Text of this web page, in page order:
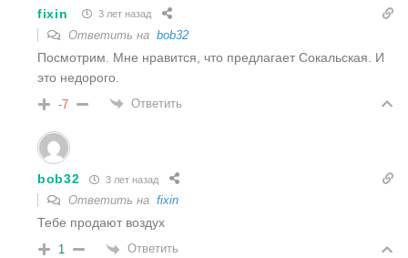
fixin 3 лет назад
Ответить на bob32
Посмотрим. Мне нравится, что предлагает Сокальская. И
это недорого.
-7 Ответить
bob32 3 лет назад
Ответить на fixin
Тебе продают воздух
1 Ответить